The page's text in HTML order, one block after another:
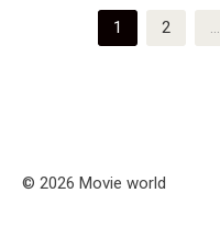
numerācija
1 2 …
© 2026 Movie world